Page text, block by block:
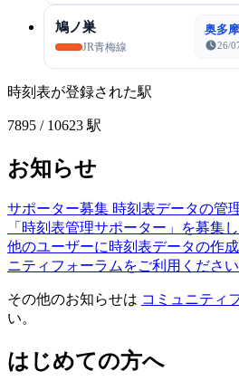
鳩ノ巣
JR青梅線
奥多
26/
時刻表が登録された駅
7895 / 10623 駅
お知らせ
サポーター募集 時刻表データの管
「時刻表管理サポーター」を募集し
他のユーザーに時刻表データの作
ニティフォーラムをご利用ください
その他のお知らせは コミュニティ
い。
はじめての方へ